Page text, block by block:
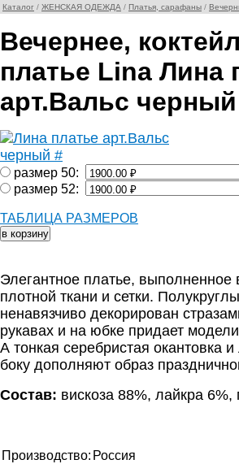
Каталог / ЖЕНСКАЯ ОДЕЖДА / Платья, сарафаны /
Вечернее,
платье Lina Лина
арт.Вальс
размер 50:
размер 52:
ТАБЛИЦА РАЗМЕРОВ
Элегантное платье, выполненное
плотной ткани и сетки.
ненавязчиво декорирован
рукавах и на юбке придает
А тонкая серебристая окантовка
боку дополняют образ
Состав: вискоза 88%, лайкра
Производство: Россия